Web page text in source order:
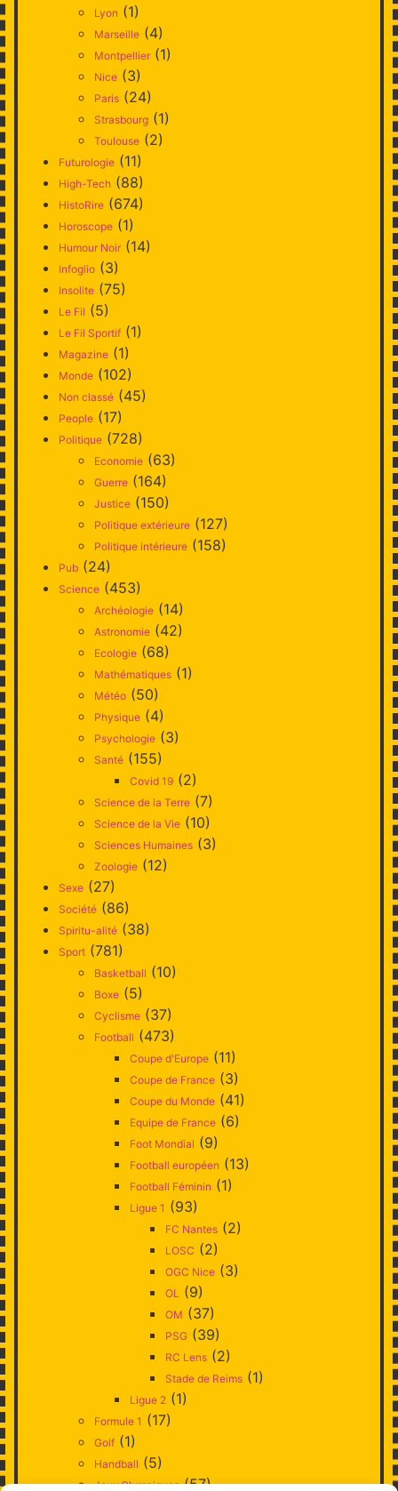
Lyon (1)
Marseille (4)
Montpellier (1)
Nice (3)
Paris (24)
Strasbourg (1)
Toulouse (2)
Futurologie (11)
High-Tech (88)
HistoRire (674)
Horoscope (1)
Humour Noir (14)
Infoglio (3)
Insolite (75)
Le Fil (5)
Le Fil Sportif (1)
Magazine (1)
Monde (102)
Non classé (45)
People (17)
Politique (728)
Economie (63)
Guerre (164)
Justice (150)
Politique extérieure (127)
Politique intérieure (158)
Pub (24)
Science (453)
Archéologie (14)
Astronomie (42)
Ecologie (68)
Mathématiques (1)
Météo (50)
Physique (4)
Psychologie (3)
Santé (155)
Covid 19 (2)
Science de la Terre (7)
Science de la Vie (10)
Sciences Humaines (3)
Zoologie (12)
Sexe (27)
Société (86)
Spiritu-alité (38)
Sport (781)
Basketball (10)
Boxe (5)
Cyclisme (37)
Football (473)
Coupe d'Europe (11)
Coupe de France (3)
Coupe du Monde (41)
Equipe de France (6)
Foot Mondial (9)
Football européen (13)
Football Féminin (1)
Ligue 1 (93)
FC Nantes (2)
LOSC (2)
OGC Nice (3)
OL (9)
OM (37)
PSG (39)
RC Lens (2)
Stade de Reims (1)
Ligue 2 (1)
Formule 1 (17)
Golf (1)
Handball (5)
Jeux Olympiques(57)